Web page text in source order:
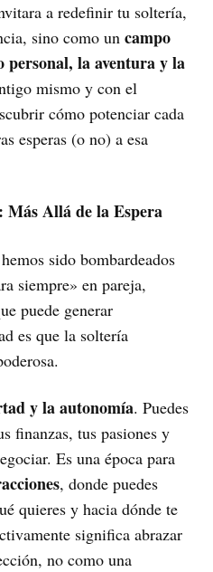
a redefinir tu soltería,
sino como un campo
la aventura y la
mismo y con el
cómo potenciar cada
esperas (o no) a esa
Más Allá de la Espera
sido bombardeados
siempre» en pareja,
puede generar
es que la soltería
y la autonomía. Puedes
finanzas, tus pasiones y
Es una época para
, donde puedes
quieres y hacia dónde te
significa abrazar
no como una